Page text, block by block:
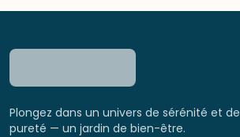
Plongez dans un univers de sérénité et de
pureté — un jardin de bien-être.